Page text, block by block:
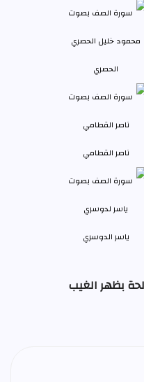
الحصري
ناصر القطامي
ياسر الدوسري
بظهر الغيب